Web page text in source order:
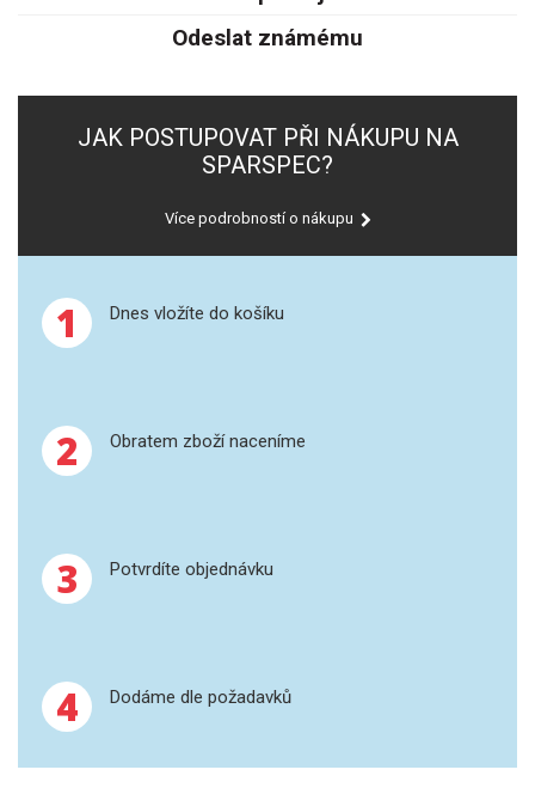
PŘÍPRAVA VZORKŮ
TLAKOVÉ AUTOKLÁVY
LISOVÁNÍ
GRAFITOVÉ KELÍMKY
PŘÍSLUŠENSTVÍ PRO MS
Odeslat známému
JAK POSTUPOVAT PŘI NÁKUPU NA
SPARSPEC?
Více podrobností o nákupu
1 Dnes vložíte do košíku
2 Obratem zboží naceníme
3 Potvrdíte objednávku
4 Dodáme dle požadavků